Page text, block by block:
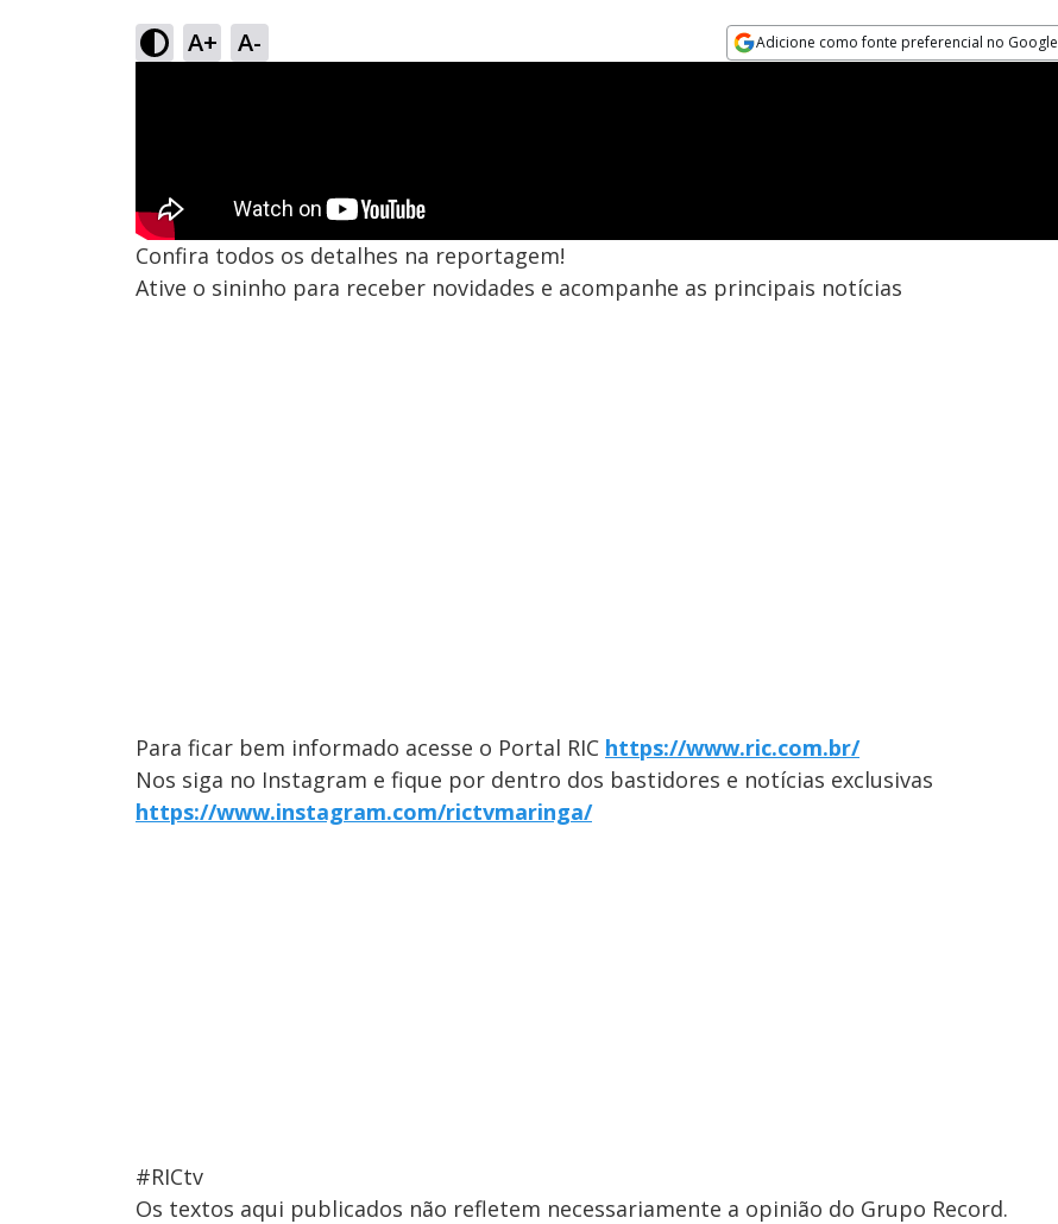
A+ A- Adicione como fonte preferencial no Google
Confira todos os detalhes na reportagem!
Ative o sininho para receber novidades e acompanhe as principais notícias
Para ficar bem informado acesse o Portal RIC https://www.ric.com.br/
Nos siga no Instagram e fique por dentro dos bastidores e notícias exclusivas
https://www.instagram.com/rictvmaringa/
#RICtv
Os textos aqui publicados não refletem necessariamente a opinião do Grupo Record.